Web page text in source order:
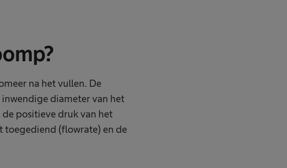
na het vullen. De
diameter van het
positieve druk van het
toegediend (flowrate) en de